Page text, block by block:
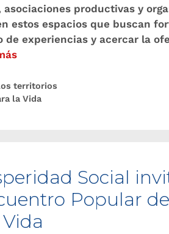
productivas y
estos espacios que buscan
de experiencias y acercar la
territorios
la Vida
Social
Popular de